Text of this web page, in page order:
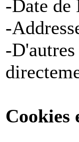
-Date de
-
-
Cookies